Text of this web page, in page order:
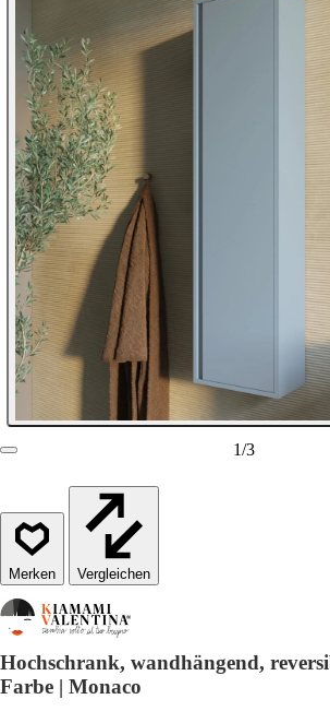
1/3
Vergleichen
Hochschrank, wandhängend,
Farbe | Monaco